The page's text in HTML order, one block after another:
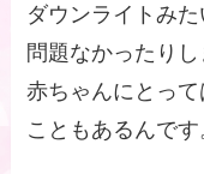
ダウンライトみた
問題なかったりし
赤ちゃんにとっ
こともあるんです